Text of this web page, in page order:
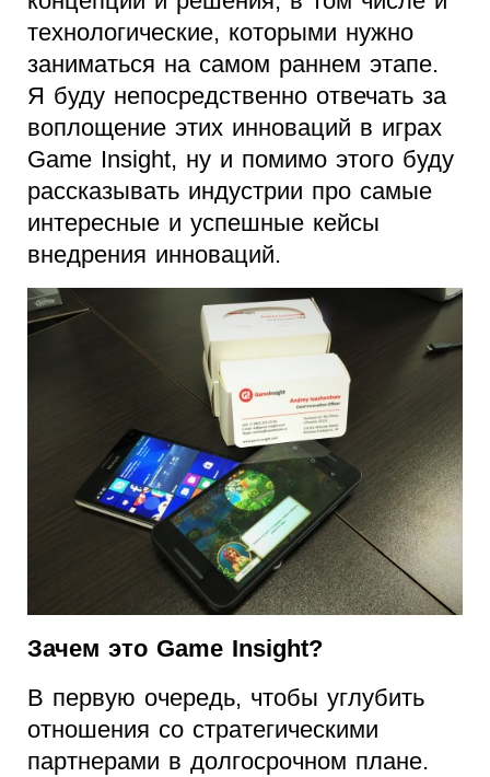
технологические, которыми нужно
заниматься на самом раннем этапе.
Я буду непосредственно отвечать за
воплощение этих инноваций в играх
Game Insight, ну и помимо этого буду
рассказывать индустрии про самые
интересные и успешные кейсы
внедрения инноваций.
Зачем это Game Insight?
В первую очередь, чтобы углубить
отношения со стратегическими
партнерами в долгосрочном плане.